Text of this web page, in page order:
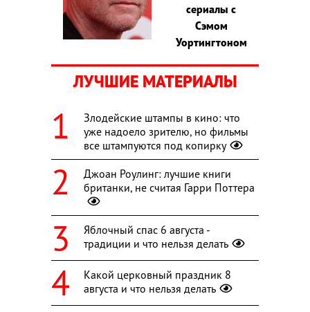
сериалы с
Сэмом
Уортингтоном
ЛУЧШИЕ МАТЕРИАЛЫ
Злодейские штампы в кино: что
уже надоело зрителю, но фильмы
все штампуются под копирку
Джоан Роулинг: лучшие книги
британки, не считая Гарри Поттера
Яблочный спас 6 августа -
традиции и что нельзя делать
Какой церковный праздник 8
августа и что нельзя делать